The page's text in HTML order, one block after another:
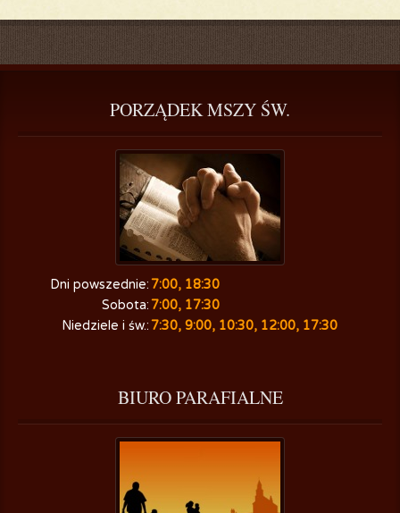
PORZĄDEK MSZY ŚW.
Dni powszednie:7:00, 18:30
Sobota:7:00, 17:30
Niedziele i św.:7:30, 9:00, 10:30, 12:00, 17:30
BIURO PARAFIALNE